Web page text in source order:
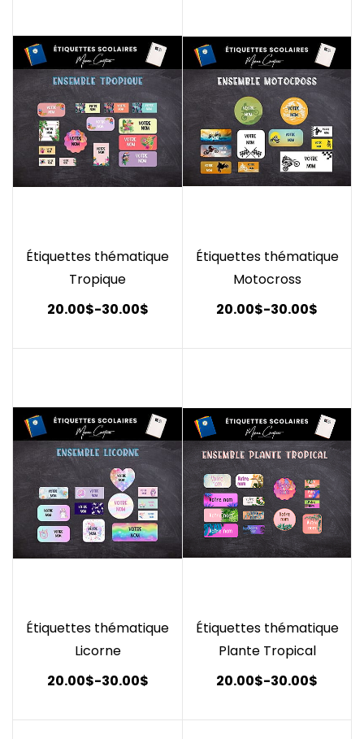
Étiquettes thématique
Tropique
20.00$-30.00$
Étiquettes thématique
Motocross
20.00$-30.00$
Étiquettes thématique
Licorne
20.00$-30.00$
Étiquettes thématique
Plante Tropical
20.00$-30.00$